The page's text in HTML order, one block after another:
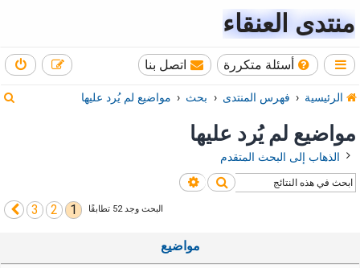
منتدى العنقاء
أسئلة متكررة اتصل بنا
الرئيسية فهرس المنتدى بحث مواضيع لم يُرد عليها
ب
مواضيع لم يُرد عليها
الذهاب إلى البحث المتقدم
بحث بحث متقدم
البحث وجد 52 تطابقًا 1
2
3التالي
مواضيع